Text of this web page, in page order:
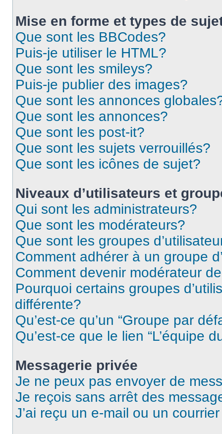
Mise en forme et types de
Que sont les BBCodes?
Puis-je utiliser le HTML?
Que sont les smileys?
Puis-je publier des images?
Que sont les annonces
Que sont les annonces?
Que sont les post-it?
Que sont les sujets verrouillés?
Que sont les icônes de sujet?
Niveaux d’utilisateurs et
Qui sont les administrateurs?
Que sont les modérateurs?
Que sont les groupes
Comment adhérer à un groupe
Comment devenir modérateur
Pourquoi certains groupes
différente?
Qu’est-ce qu’un “Groupe par
Qu’est-ce que le lien “L’équipe
Messagerie privée
Je ne peux pas envoyer de
Je reçois sans arrêt des
J’ai reçu un e-mail ou un